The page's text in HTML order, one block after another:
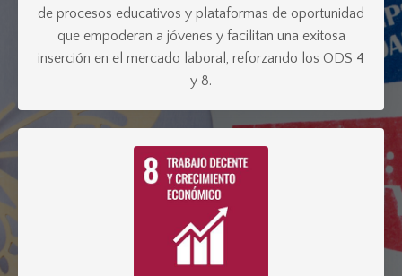
de procesos educativos y plataformas de oportunidad
que empoderan a jóvenes y facilitan una exitosa
inserción en el mercado laboral, reforzando los ODS 4
y 8.